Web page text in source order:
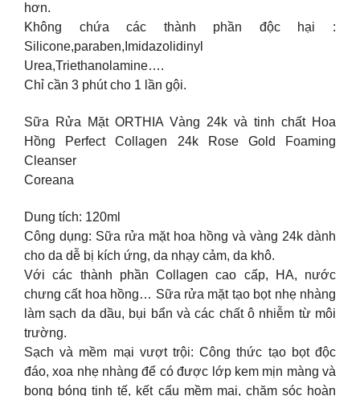
hơn.
Không chứa các thành phần độc hại :
Silicone,paraben,Imidazolidinyl
Urea,Triethanolamine….
Chỉ cần 3 phút cho 1 lần gội.
Sữa Rửa Mặt ORTHIA Vàng 24k và tinh chất Hoa
Hồng Perfect Collagen 24k Rose Gold Foaming
Cleanser
Coreana
Dung tích: 120ml
Công dụng: Sữa rửa mặt hoa hồng và vàng 24k dành
cho da dễ bị kích ứng, da nhạy cảm, da khô.
Với các thành phần Collagen cao cấp, HA, nước
chưng cất hoa hồng… Sữa rửa mặt tạo bọt nhẹ nhàng
làm sạch da dầu, bụi bẩn và các chất ô nhiễm từ môi
trường.
Sạch và mềm mại vượt trội: Công thức tạo bọt độc
đáo, xoa nhẹ nhàng để có được lớp kem mịn màng và
bong bóng tinh tế, kết cấu mềm mại, chăm sóc hoàn